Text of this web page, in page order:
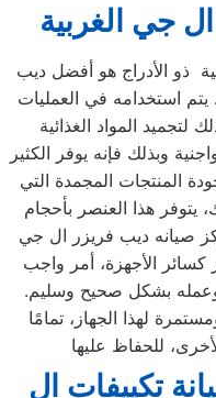
ال جي الغربية
ذو الأدراج هو أفضل ديب
يتم استخدامه في العمليات
المواد الغذائية
وبذلك فإنه يوفر الكثير
المنتجات المجمدة التي
يتوفر هذا العنصر بأحجام
صيانه ديب فريزر ال جي
كسائر الأجهزة، أمر واجب
بشكل صحيح وسليم.
لهذا الجهاز، تمامًا
تكييفات ال